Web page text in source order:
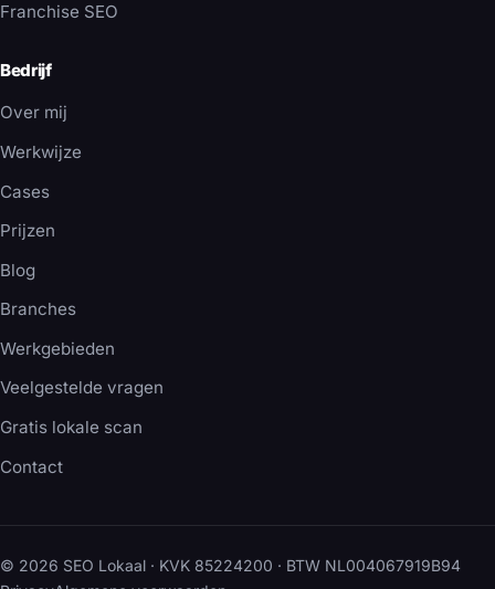
Franchise SEO
Bedrijf
Over mij
Werkwijze
Cases
Prijzen
Blog
Branches
Werkgebieden
Veelgestelde vragen
Gratis lokale scan
Contact
© 2026 SEO Lokaal · KVK 85224200 · BTW NL004067919B94